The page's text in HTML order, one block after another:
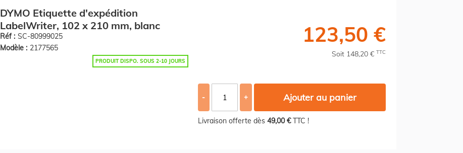
DYMO Etiquette d'expédition
LabelWriter, 102 x 210 mm, blanc
Réf : SC-80999025
Modèle : 2177565
PRODUIT DISPO. SOUS 2-10 JOURS
123,50 €
Soit 148,20 € TTC
- + Ajouter au panier
Livraison offerte dès 49,00 €TTC !